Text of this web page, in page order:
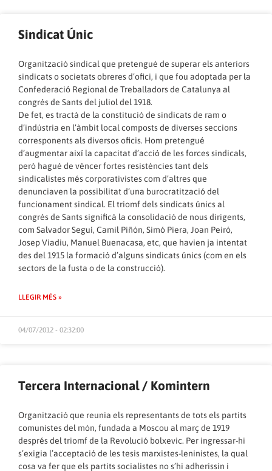
Sindicat Únic
Organització sindical que pretengué de superar els anteriors
sindicats o societats obreres d’ofici, i que fou adoptada per la
Confederació Regional de Treballadors de Catalunya al
congrés de Sants del juliol del 1918.
De fet, es tractà de la constitució de sindicats de ram o
d’indústria en l’àmbit local composts de diverses seccions
corresponents als diversos oficis. Hom pretengué
d’augmentar així la capacitat d’acció de les forces sindicals,
però hagué de vèncer fortes resistències tant dels
sindicalistes més corporativistes com d’altres que
denunciaven la possibilitat d’una burocratització del
funcionament sindical. El triomf dels sindicats únics al
congrés de Sants significà la consolidació de nous dirigents,
com Salvador Seguí, Camil Piñón, Simó Piera, Joan Peiró,
Josep Viadiu, Manuel Buenacasa, etc, que havien ja intentat
des del 1915 la formació d’alguns sindicats únics (com en els
sectors de la fusta o de la construcció).
LLEGIR MÉS »
04/07/2012 - 02:32:00
Tercera Internacional / Komintern
Organització que reunia els representants de tots els partits
comunistes del món, fundada a Moscou al març de 1919
després del triomf de la Revolució bolxevic. Per ingressar-hi
s’exigia l’acceptació de les tesis marxistes-leninistes, la qual
cosa va fer que els partits socialistes no s’hi adherissin i